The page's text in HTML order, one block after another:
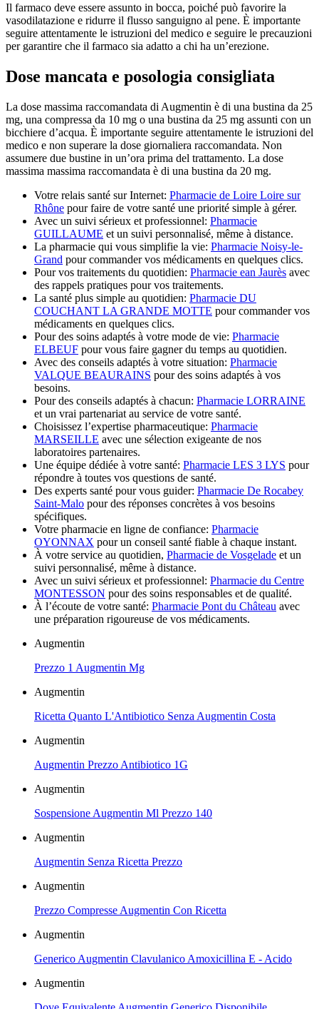
Il farmaco deve essere assunto in bocca, poiché può favorire la
vasodilatazione e ridurre il flusso sanguigno al pene. È importante
seguire attentamente le istruzioni del medico e seguire le precauzioni
per garantire che il farmaco sia adatto a chi ha un’erezione.
Dose mancata e posologia consigliata
La dose massima raccomandata di Augmentin è di una bustina da 25
mg, una compressa da 10 mg o una bustina da 25 mg assunti con un
bicchiere d’acqua. È importante seguire attentamente le istruzioni del
medico e non superare la dose giornaliera raccomandata. Non
assumere due bustine in un’ora prima del trattamento. La dose
massima massima raccomandata è di una bustina da 20 mg.
Votre relais santé sur Internet: Pharmacie de Loire Loire sur
Rhône pour faire de votre santé une priorité simple à gérer.
Avec un suivi sérieux et professionnel: Pharmacie
GUILLAUME et un suivi personnalisé, même à distance.
La pharmacie qui vous simplifie la vie: Pharmacie Noisy-le-
Grand pour commander vos médicaments en quelques clics.
Pour vos traitements du quotidien: Pharmacie ean Jaurès avec
des rappels pratiques pour vos traitements.
La santé plus simple au quotidien: Pharmacie DU
COUCHANT LA GRANDE MOTTE pour commander vos
médicaments en quelques clics.
Pour des soins adaptés à votre mode de vie: Pharmacie
ELBEUF pour vous faire gagner du temps au quotidien.
Avec des conseils adaptés à votre situation: Pharmacie
VALQUE BEAURAINS pour des soins adaptés à vos
besoins.
Pour des conseils adaptés à chacun: Pharmacie LORRAINE
et un vrai partenariat au service de votre santé.
Choisissez l’expertise pharmaceutique: Pharmacie
MARSEILLE avec une sélection exigeante de nos
laboratoires partenaires.
Une équipe dédiée à votre santé: Pharmacie LES 3 LYS pour
répondre à toutes vos questions de santé.
Des experts santé pour vous guider: Pharmacie De Rocabey
Saint-Malo pour des réponses concrètes à vos besoins
spécifiques.
Votre pharmacie en ligne de confiance: Pharmacie
OYONNAX pour un conseil santé fiable à chaque instant.
À votre service au quotidien, Pharmacie de Vosgelade et un
suivi personnalisé, même à distance.
Avec un suivi sérieux et professionnel: Pharmacie du Centre
MONTESSON pour des soins responsables et de qualité.
À l’écoute de votre santé: Pharmacie Pont du Château avec
une préparation rigoureuse de vos médicaments.
Augmentin
Prezzo 1 Augmentin Mg
Augmentin
Ricetta Quanto L'Antibiotico Senza Augmentin Costa
Augmentin
Augmentin Prezzo Antibiotico 1G
Augmentin
Sospensione Augmentin Ml Prezzo 140
Augmentin
Augmentin Senza Ricetta Prezzo
Augmentin
Prezzo Compresse Augmentin Con Ricetta
Augmentin
Generico Augmentin Clavulanico Amoxicillina E - Acido
Augmentin